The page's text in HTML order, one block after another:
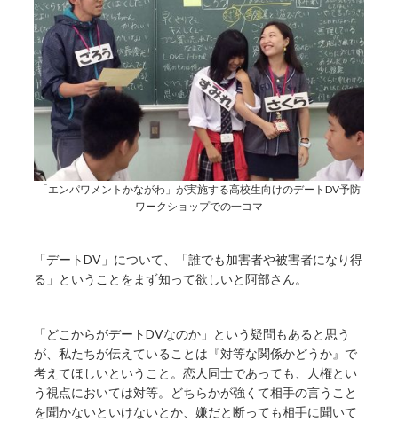
「エンパワメントかながわ」が実施する高校生向けのデートDV予防
ワークショップでの一コマ
「デートDV」について、「誰でも加害者や被害者になり得
る」ということをまず知って欲しいと阿部さん。
「どこからがデートDVなのか」という疑問もあると思う
が、私たちが伝えていることは『対等な関係かどうか』で
考えてほしいということ。恋人同士であっても、人権とい
う視点においては対等。どちらかが強くて相手の言うこと
を聞かないといけないとか、嫌だと断っても相手に聞いて